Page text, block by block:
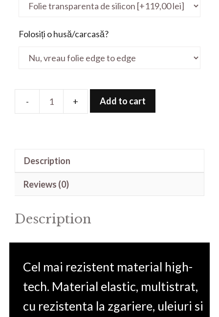
Folosiți o husă/carcasă?
Folie
Add to cart
Description
Reviews (0)
Description
Cel mai rezistent material high-
tech. Material elastic, multistrat,
cu rezistenta la zgariere, uleiuri si